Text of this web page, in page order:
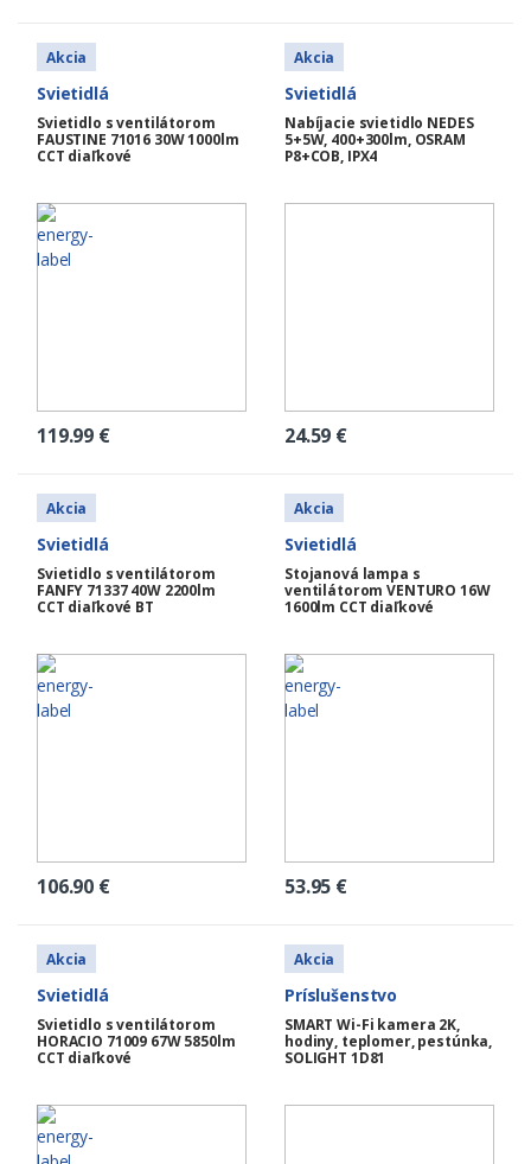
Akcia
Svietidlá
Svietidlo s ventilátorom
FAUSTINE 71016 30W 1000lm
CCT diaľkové
119.99 €
Akcia
Svietidlá
Nabíjacie svietidlo NEDES
5+5W, 400+300lm, OSRAM
P8+COB, IPX4
24.59 €
Akcia
Svietidlá
Svietidlo s ventilátorom
FANFY 71337 40W 2200lm
CCT diaľkové BT
106.90 €
Akcia
Svietidlá
Stojanová lampa s
ventilátorom VENTURO 16W
1600lm CCT diaľkové
53.95 €
Akcia
Svietidlá
Svietidlo s ventilátorom
HORACIO 71009 67W 5850lm
CCT diaľkové
Akcia
Príslušenstvo
SMART Wi-Fi kamera 2K,
hodiny, teplomer, pestúnka,
SOLIGHT 1D81